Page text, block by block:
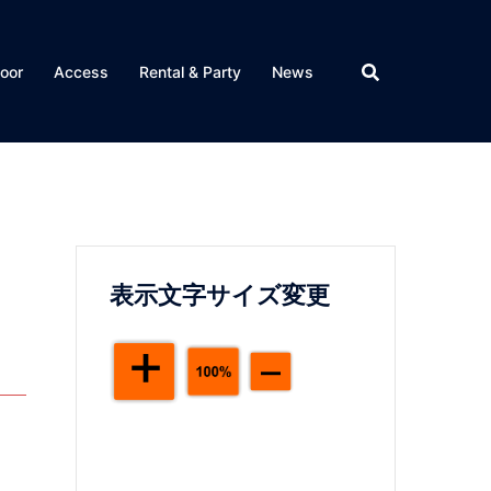
Access Rental & Party News
表示文字サイズ変更